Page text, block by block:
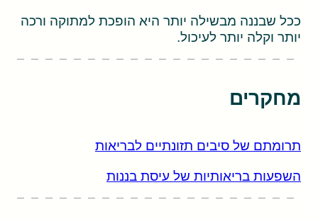
ככל שבננה מבשילה יותר היא הופכת למתוקה ורכה
יותר וקלה יותר לעיכול.
מחקרים
תרומתם של סיבים תזונתיים לבריאות
השפעות בריאותיות של עיסת בננות